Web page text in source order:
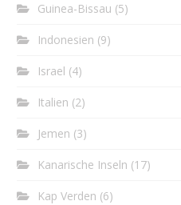
Guinea-Bissau (5)
Indonesien (9)
Israel (4)
Italien (2)
Jemen (3)
Kanarische Inseln (17)
Kap Verden (6)